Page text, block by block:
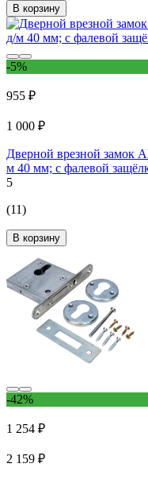
В корзину
-5%
955 ₽
1 000 ₽
Дверной врезной замок
м 40 мм; с фалевой
5
(11)
В корзину
-42%
1 254 ₽
2 159 ₽